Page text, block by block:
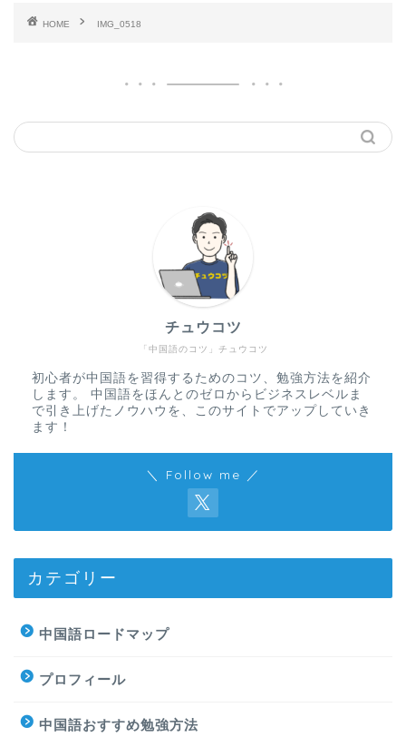
HOME IMG_0518
「中国語のコツ」チュウコツ
チュウコツ
初心者が中国語を習得するためのコツ、勉強方法を紹介
します。 中国語をほんとのゼロからビジネスレベルま
で引き上げたノウハウを、このサイトでアップしていき
ます！
＼ Follow me ／
カテゴリー
中国語ロードマップ
プロフィール
中国語おすすめ勉強方法